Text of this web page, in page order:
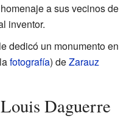
a sus vecinos de
inventor.
dedicó un monumento en
fotografía) deZarauz
Daguerre